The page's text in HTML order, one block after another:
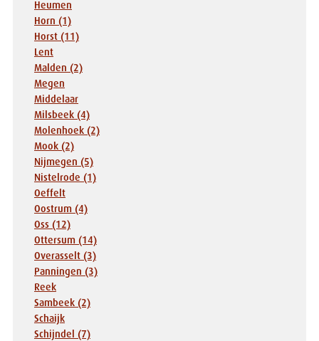
Heumen
Horn (1)
Horst (11)
Lent
Malden (2)
Megen
Middelaar
Milsbeek (4)
Molenhoek (2)
Mook (2)
Nijmegen (5)
Nistelrode (1)
Oeffelt
Oostrum (4)
Oss (12)
Ottersum (14)
Overasselt (3)
Panningen (3)
Reek
Sambeek (2)
Schaijk
Schijndel (7)